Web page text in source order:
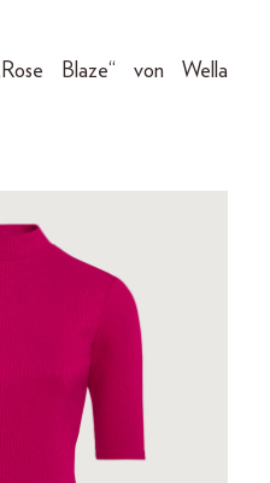
Blaze“ von Wella